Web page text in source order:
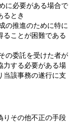
に必要がある場合で
るとき
の推進のために特に
ることが困難である
の委託を受けた者が
力する必要がある場
当該事務の遂行に支
りその他不正の手段